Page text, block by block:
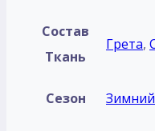
Состав
Ткань
Грета,
Сезон Зимний